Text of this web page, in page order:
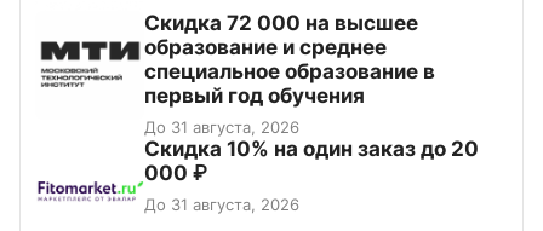
Скидка 72 000 на высшее
образование и среднее
специальное образование в
первый год обучения
До 31 августа, 2026
Скидка 10% на один заказ до 20
000 ₽
До 31 августа, 2026